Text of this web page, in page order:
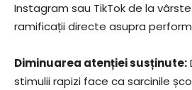
Instagram sau TikTok de la
ramificații directe asupra
Diminuarea atenției susținute:
stimulii rapizi face ca sarcinile